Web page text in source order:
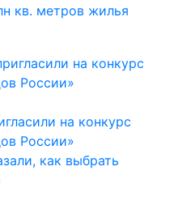
кв. метров жилья
на конкурс
России»